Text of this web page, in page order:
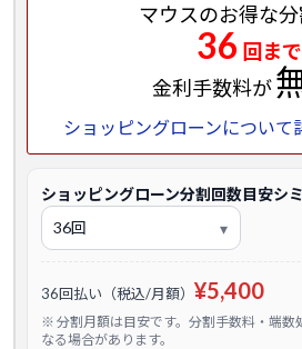
マウスのお得な
36 回まで
金利手数料が
ショッピングローンについ
ショッピングローン分割回数目安シ
36回払い（税込/月額） ¥5,400
※ 分割月額は目安です。分割手数料・端数
なる場合があります。